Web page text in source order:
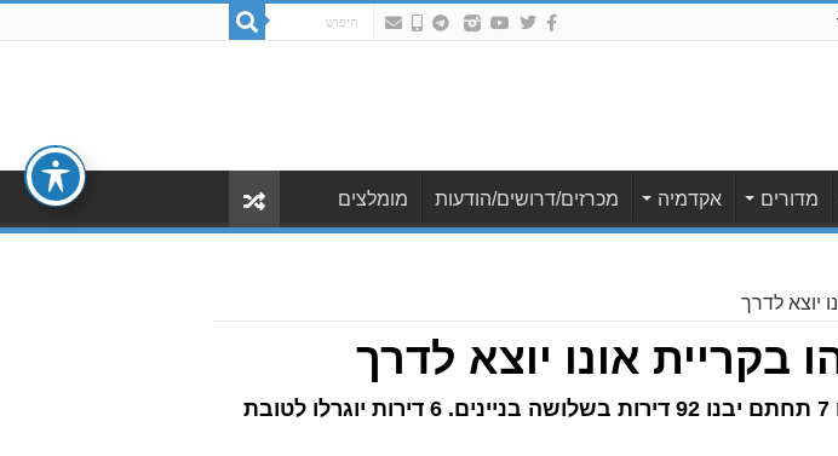
מדורים אקדמיה מכרזים/דרושים/הודעות מומלצים
יוצא לדרך
בקריית אונו יוצא לדרך
חברת משהב החלה בהריסה של 2 בנייני רכבת ברחוב ישעיהו 7 תחתם יבנו 92 דירות בשלושה בניינים. 6 דירות יוגרלו לטובת